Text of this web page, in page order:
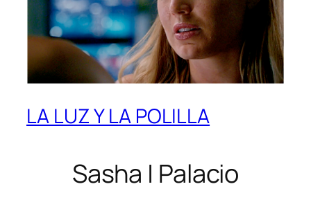
LA LUZ Y LA POLILLA
Sasha | Palacio